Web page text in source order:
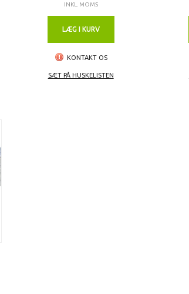
INKL. MOMS
LÆG I KURV
KONTAKT OS
SÆT PÅ HUSKELISTEN